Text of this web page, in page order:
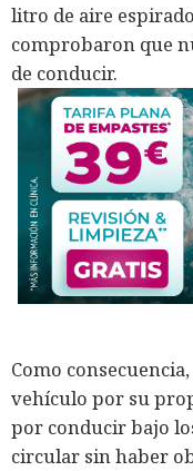
litro de aire
comprobaron que
de conducir.
Como
vehículo por su
por conducir bajo
circular sin haber